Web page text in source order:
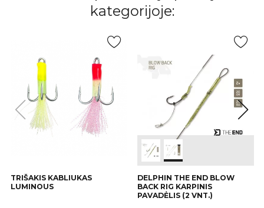
kategorijoje:
TRIŠAKIS KABLIUKAS
LUMINOUS
DELPHIN THE END BLOW
BACK RIG KARPINIS
PAVADĖLIS (2 VNT.)